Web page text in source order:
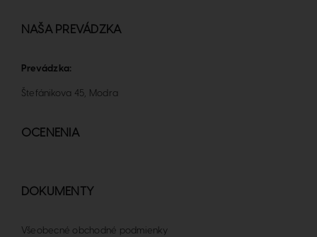
NAŠA PREVÁDZKA
Prevádzka:
Štefánikova 45, Modra
OCENENIA
DOKUMENTY
Všeobecné obchodné podmienky